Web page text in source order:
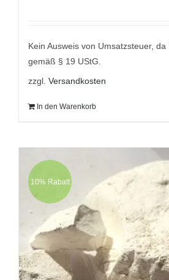
Kein Ausweis von Umsatzsteuer,
gemäß § 19 UStG.
zzgl. Versandkosten
In den Warenkorb
10% Rabatt